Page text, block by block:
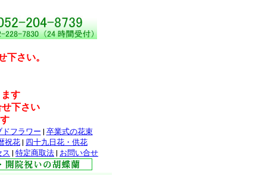
さい。
す
下さい
ドフラワー | 卒業式の花束
祝花 | 四十九日花・供花
ス | 特定商取法 | お問い合せ